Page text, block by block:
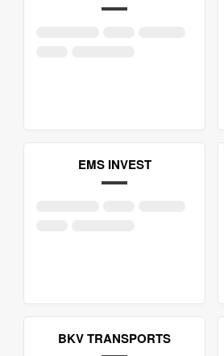
EMS INVEST
BKV TRANSPORTS